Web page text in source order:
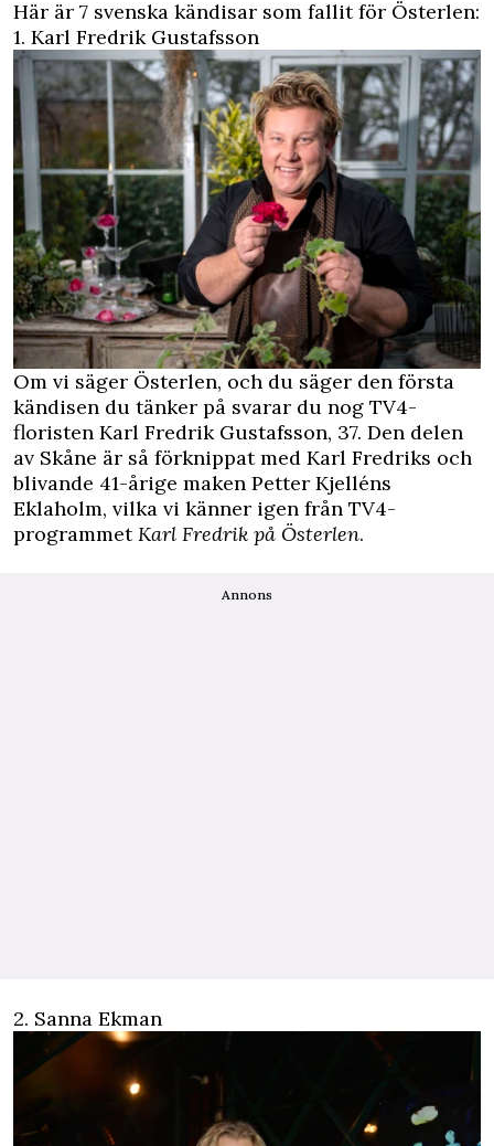
Här är 7 svenska kändisar som fallit för Österlen:
1. Karl Fredrik Gustafsson
Om vi säger Österlen, och du säger den första
kändisen du tänker på svarar du nog TV4-
floristen Karl Fredrik Gustafsson, 37. Den delen
av Skåne är så förknippat med Karl Fredriks och
blivande 41-årige maken Petter Kjelléns
Eklaholm, vilka vi känner igen från TV4-
programmetKarl Fredrik på Österlen.
Annons
2. Sanna Ekman